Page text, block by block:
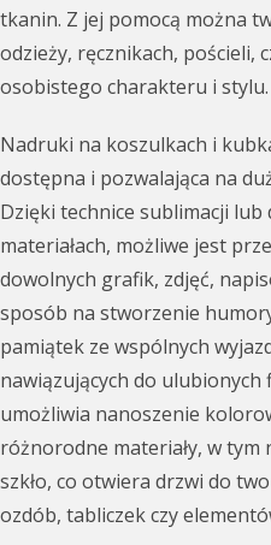
tkanin. Z jej pomocą można
odzieży, ręcznikach, pościeli,
osobistego charakteru i stylu.
Nadruki na koszulkach i
dostępna i pozwalająca na
Dzięki technice sublimacji
materiałach, możliwe jest
dowolnych grafik, zdjęć,
sposób na stworzenie
pamiątek ze wspólnych
nawiązujących do
umożliwia nanoszenie
różnorodne materiały, w tym
szkło, co otwiera drzwi do
ozdób, tabliczek czy